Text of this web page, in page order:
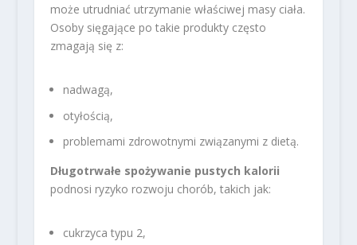
może utrudniać utrzymanie właściwej masy ciała.
Osoby sięgające po takie produkty często
zmagają się z:
nadwagą,
otyłością,
problemami zdrowotnymi związanymi z dietą.
Długotrwałe spożywanie pustych kalorii
podnosi ryzyko rozwoju chorób, takich jak:
cukrzyca typu 2,